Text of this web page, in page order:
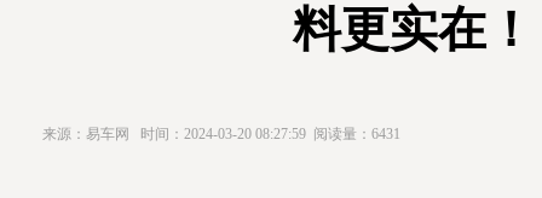
料更实在！
来源：易车网 时间：2024-03-20 08:27:59 阅读量：6431